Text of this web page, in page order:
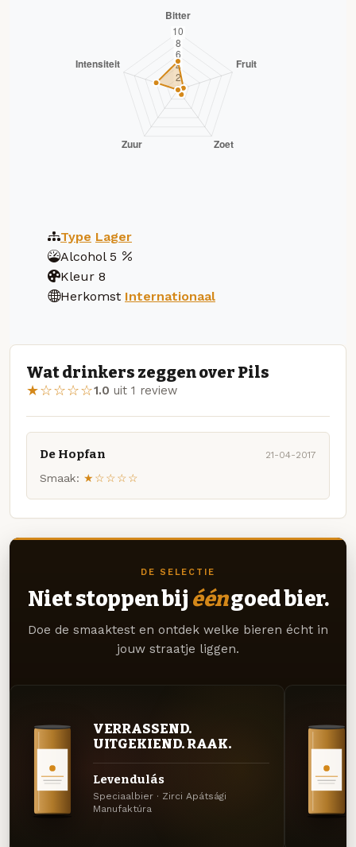
Type Lager
Alcohol 5
Kleur 8
Herkomst Internationaal
Wat drinkers zeggen over Pils
★☆☆☆☆1.0 uit 1 review
De Hopfan 21-04-2017
Smaak: ★☆☆☆☆
DE SELECTIE
Niet stoppen bij ééngoed bier.
Doe de smaaktest en ontdek welke bieren écht in
jouw straatje liggen.
VERRASSEND.
UITGEKIEND. RAAK.
Levendulás
Speciaalbier · Zirci Apátsági
Manufaktúra